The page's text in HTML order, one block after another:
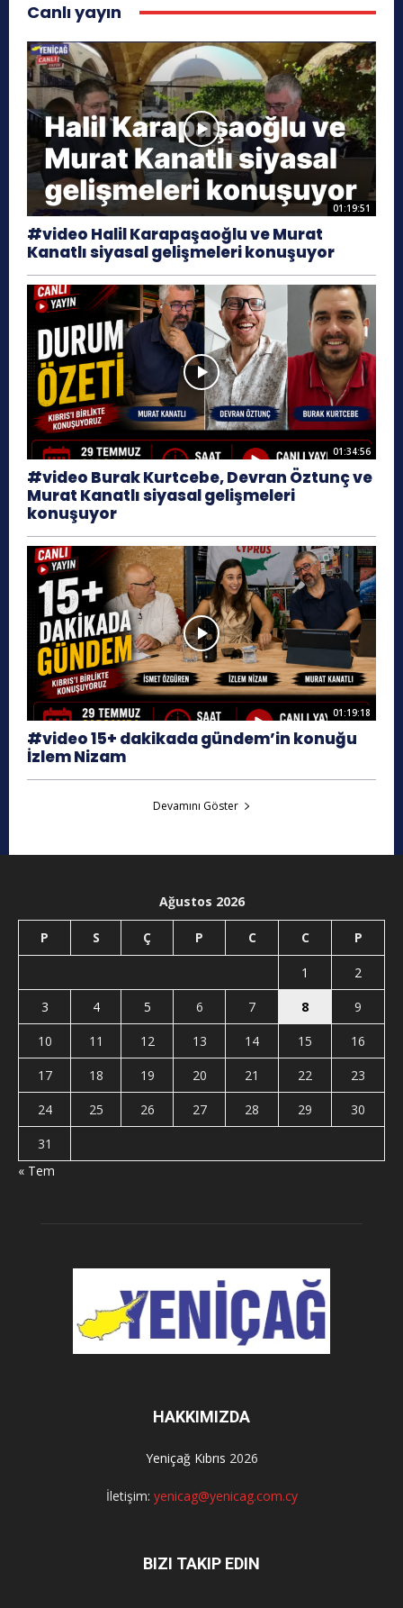
Canlı yayın
01:19:51
#video Halil Karapaşaoğlu ve Murat
Kanatlı siyasal gelişmeleri konuşuyor
01:34:56
#video Burak Kurtcebe, Devran Öztunç ve
Murat Kanatlı siyasal gelişmeleri
konuşuyor
01:19:18
#video 15+ dakikada gündem’in konuğu
İzlem Nizam
Devamını Göster
Ağustos 2026
P S Ç P C C P
1
2
3
4 5 6 7 8
9
10
11 12 13 14 15
16
17
18 19 20 21 22
23
24
25 26 27 28 29
30
31
« Tem
HAKKIMIZDA
Yeniçağ Kıbrıs 2026
İletişim: yenicag@yenicag.com.cy
BIZI TAKIP EDIN